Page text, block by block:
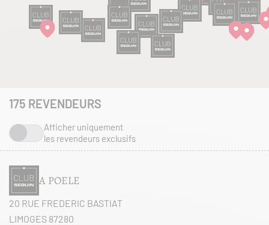
175 REVENDEURS
Afficher uniquement
les revendeurs exclusifs
A POELE
20 RUE FREDERIC BASTIAT
LIMOGES 87280